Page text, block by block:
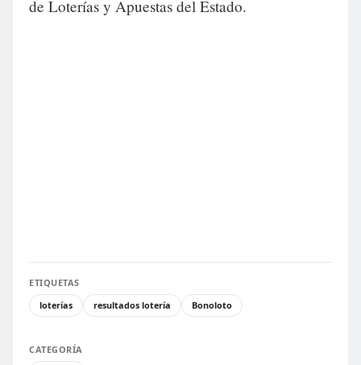
de Loterías y Apuestas del Estado.
ETIQUETAS
loterías
resultados lotería Bonoloto
CATEGORÍA